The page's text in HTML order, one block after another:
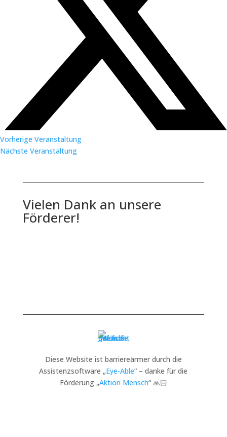
Vorherige Veranstaltung
Nächste Veranstaltung
Vielen Dank an unsere
Förderer!
Diese Website ist barriereärmer durch die
Assistenzsoftware „Eye-Able“ – danke für die
Förderung „Aktion Mensch“ 🙏🏻